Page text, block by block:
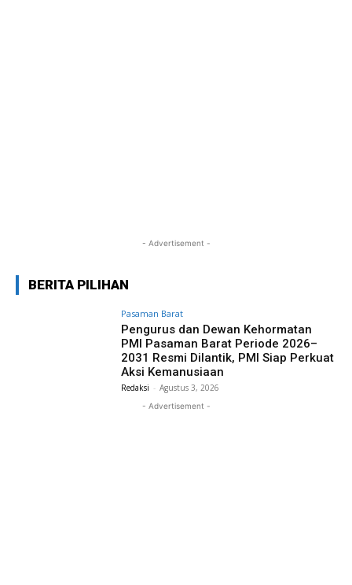
- Advertisement -
BERITA PILIHAN
Pasaman Barat
Pengurus dan Dewan Kehormatan
PMI Pasaman Barat Periode 2026–
2031 Resmi Dilantik, PMI Siap Perkuat
Aksi Kemanusiaan
Redaksi - Agustus 3, 2026
- Advertisement -